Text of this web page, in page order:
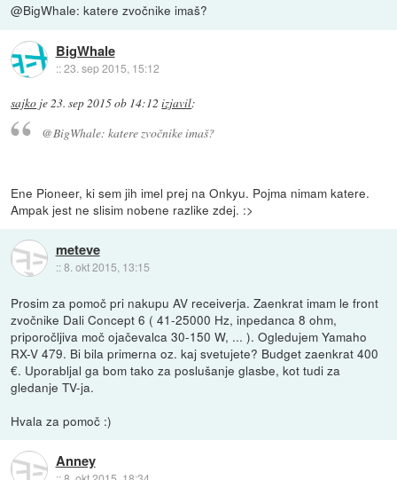
@BigWhale: katere zvočnike imaš?
BigWhale
::23. sep 2015, 15:12
sajko je23. sep 2015 ob 14:12 izjavil:
@BigWhale: katere zvočnike imaš?
Ene Pioneer, ki sem jih imel prej na Onkyu. Pojma nimam katere.
Ampak jest ne slisim nobene razlike zdej. :>
meteve
::8. okt 2015, 13:15
Prosim za pomoč pri nakupu AV receiverja. Zaenkrat imam le front
zvočnike Dali Concept 6 ( 41-25000 Hz, inpedanca 8 ohm,
priporočljiva moč ojačevalca 30-150 W, ... ). Ogledujem Yamaho
RX-V 479. Bi bila primerna oz. kaj svetujete? Budget zaenkrat 400
€. Uporabljal ga bom tako za poslušanje glasbe, kot tudi za
gledanje TV-ja.
Hvala za pomoč :)
Anney